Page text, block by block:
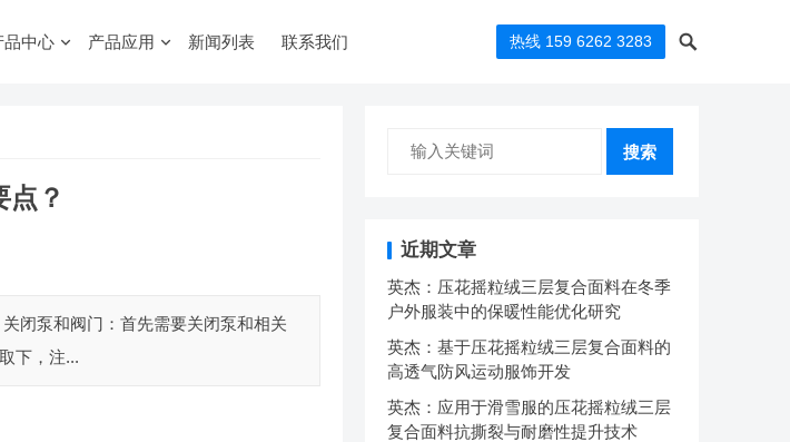
品中心 产品应用 新闻列表 联系我们 热线 159 6262 3283
点？
闭泵和阀门：首先需要关闭泵和相关
下，注...
搜索
近期文章
英杰：压花摇粒绒三层复合面料在冬季
户外服装中的保暖性能优化研究
英杰：基于压花摇粒绒三层复合面料的
高透气防风运动服饰开发
英杰：应用于滑雪服的压花摇粒绒三层
复合面料抗撕裂与耐磨性提升技术